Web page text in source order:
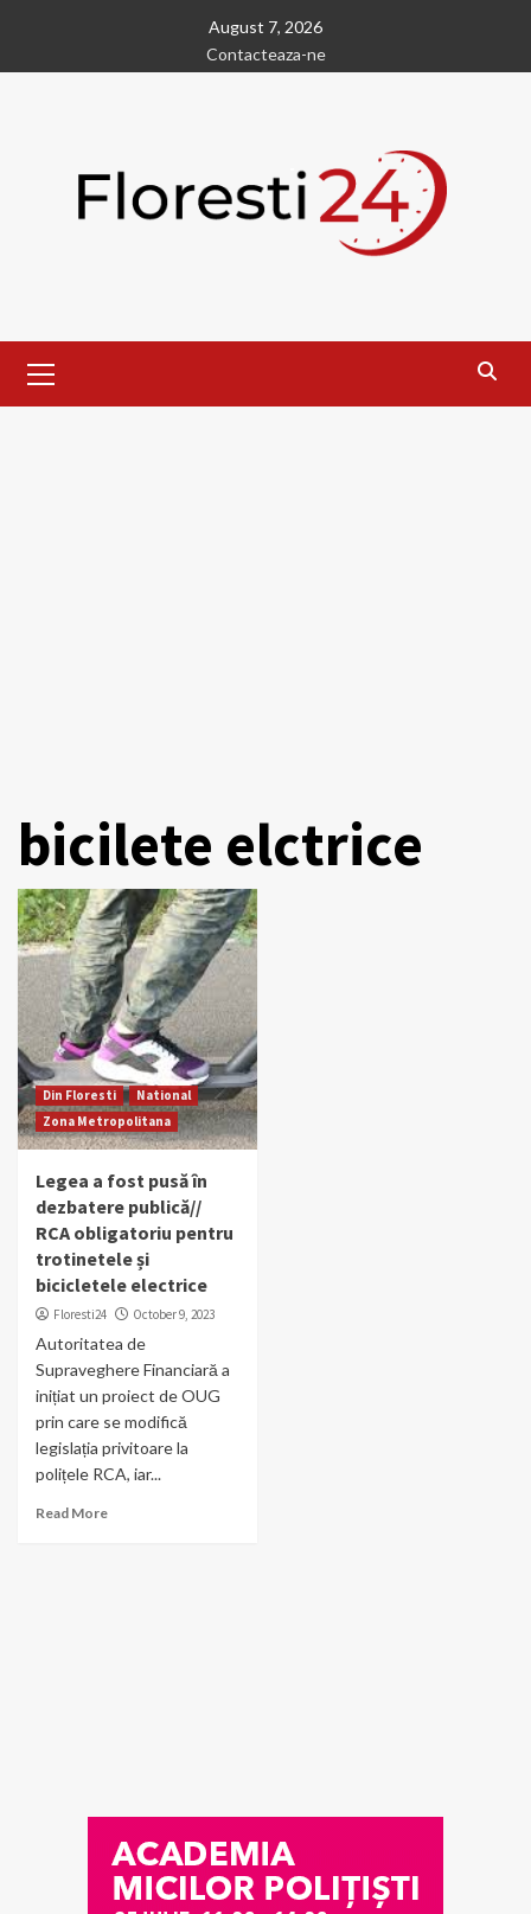
content
August 7, 2026
Contacteaza-ne
Menu
bicilete elctrice
Din Floresti
National
Zona Metropolitana
Legea a fost pusă în
dezbatere publică//
RCA obligatoriu pentru
trotinetele și
bicicletele electrice
Floresti24 October 9, 2023
Autoritatea de
Supraveghere Financiară a
inițiat un proiect de OUG
prin care se modifică
legislația privitoare la
polițele RCA, iar...
Read More